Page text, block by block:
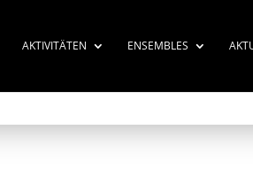
AKTIVITÄTEN ENSEMBLES